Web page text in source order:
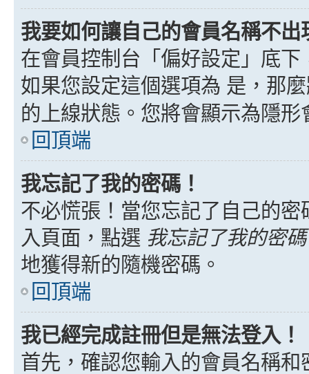
我要如何讓自己的會員名稱不
在會員控制台「偏好設定」底
如果您設定這個選項為 是 ，那
的上線狀態。您將會顯示為隱形
回頂端
我忘記了我的密碼！
不必慌張！當您忘記了自己的
入頁面，點選 我忘記了我的密碼
地獲得新的隨機密碼。
回頂端
我已經完成註冊但是無法登入！
首先，確認您輸入的會員名稱